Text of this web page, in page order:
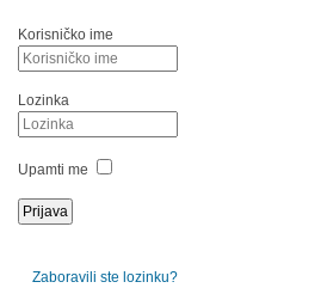
Korisničko ime
Lozinka
Upamti me
Zaboravili ste lozinku?